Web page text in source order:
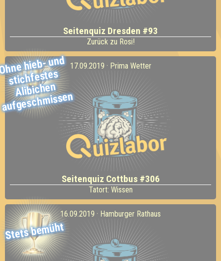
Seitenquiz Dresden #93
Zurück zu Rosi!
hieb- und
stichfestes
Alibichen
missen
17.09.2019 · Prima Wetter
Seitenquiz Cottbus #306
Tatort: Wissen
Stets bemüht
16.09.2019 · Hamburger Rathaus